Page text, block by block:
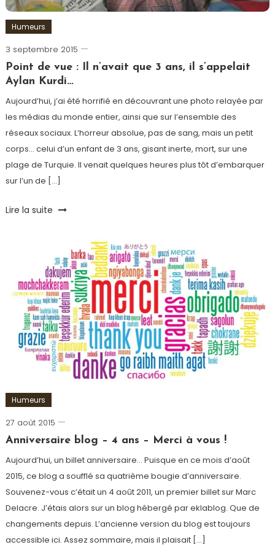
République
Tour-
Humeurs
3 septembre 2015
Romain-
Paris
Point de vue : Il n’avait que 3 ans, il s’appelait
Aylan Kurdi…
Aujourd’hui, j’ai été horrifié en découvrant une photo relayée par
les médias du monde entier, ainsi que sur l’ensemble des
réseaux sociaux. L’horreur absolue, pas de sang, mais un petit
corps… celui d’un enfant de 3 ans, gisant inerte, mort, sur une
plage de Turquie. Il venait quelques heures plus tôt d’embarquer
sur l’un de […]
Tagged
Syrie
Lire la suite
Humeurs
27 août 2015
Romain-
Paris
Anniversaire blog – 4 ans – Merci à vous !
Aujourd’hui, un billet anniversaire… Puisque en ce mois d’août
2015, ce blog a soufflé sa quatrième bougie d’anniversaire.
Souvenez-vous c’était un 4 août 2011, un premier billet sur Marc
Delacre. J’étais alors sur un blog hébergé par eklablog. Que de
changements depuis. L’ancienne version du blog est toujours
accessible ici. Assez sommaire, mais il plaisait […]